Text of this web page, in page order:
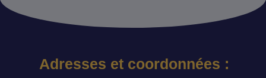
Adresses et coordonnées :